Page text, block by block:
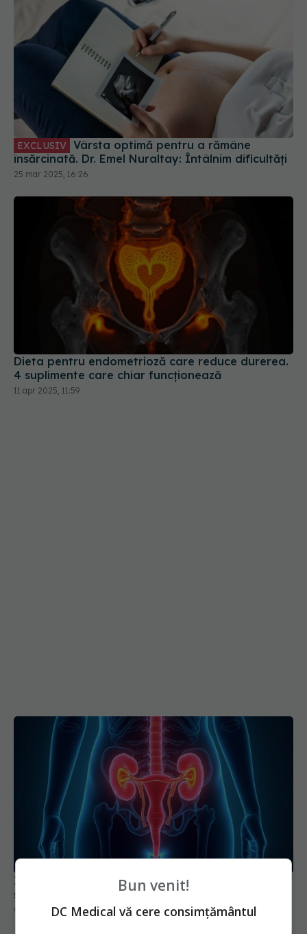
însărcinată. Dr. Emel Nuraltay: Întâlnim dificultăți
25 mar 2025, 16:26
Dieta pentru endometrioză care reduce durerea.
4 suplimente care chiar funcționează
11 apr 2025, 11:59
Infecțiile urinare după menopauză. Ce trebuie să
știe orice femeie
02 iun 2025, 10:24 Bun venit!
DC Medical vă cere consimțământul